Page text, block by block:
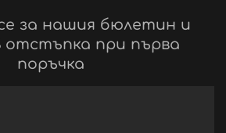
за нашия бюлетин и
отстъпка при първа
поръчка